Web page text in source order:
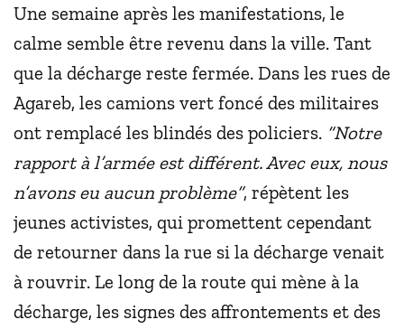
Une semaine après les manifestations, le
calme semble être revenu dans la ville. Tant
que la décharge reste fermée. Dans les rues de
Agareb, les camions vert foncé des militaires
ont remplacé les blindés des policiers. “Notre
rapport à l’armée est différent. Avec eux, nous
n’avons eu aucun problème”, répètent les
jeunes activistes, qui promettent cependant
de retourner dans la rue si la décharge venait
à rouvrir. Le long de la route qui mène à la
décharge, les signes des affrontements et des